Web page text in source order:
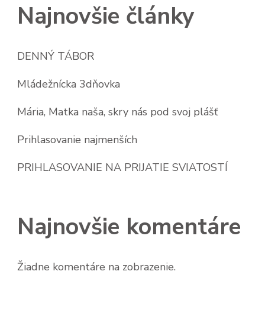
Najnovšie články
DENNÝ TÁBOR
Mládežnícka 3dňovka
Mária, Matka naša, skry nás pod svoj plášť
Prihlasovanie najmenších
PRIHLASOVANIE NA PRIJATIE SVIATOSTÍ
Najnovšie komentáre
Žiadne komentáre na zobrazenie.